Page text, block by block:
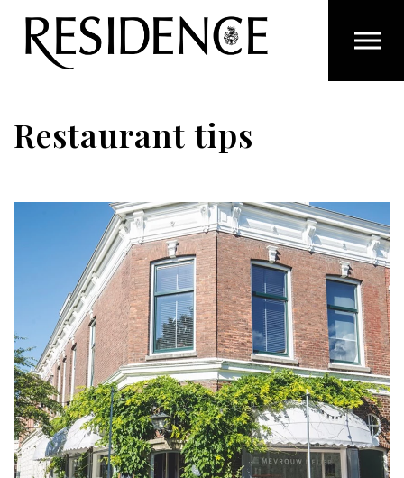
Overslaan en ga direct naar de inhoud
Restaurant tips